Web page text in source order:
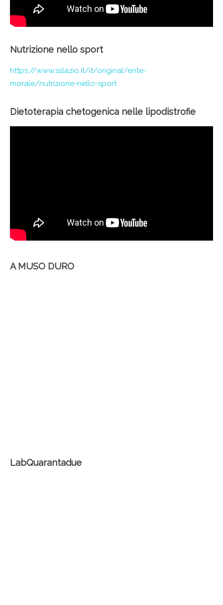
Nutrizione nello sport
https://www.sslazio.it/it/original/ente-
morale/nutrizione-nello-sport
Dietoterapia chetogenica nelle lipodistrofie
A MUSO DURO
LabQuarantadue